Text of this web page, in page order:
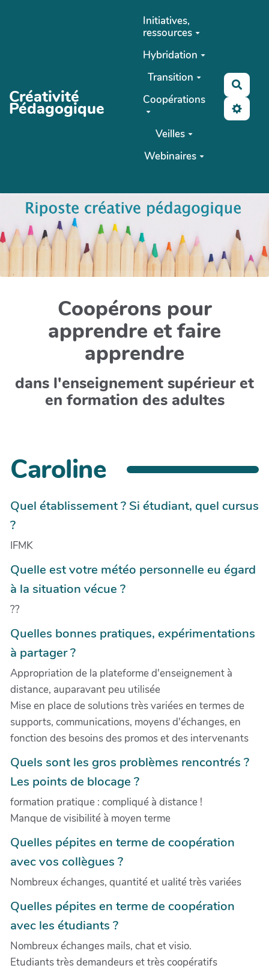
Créativité
Pédagogique
Initiatives,
ressources
Hybridation
Transition
Coopérations
Veilles
Webinaires
Coopérons pour
apprendre et faire
apprendre
dans l'enseignement supérieur et
en formation des adultes
Caroline
Quel établissement ? Si étudiant, quel cursus
?
IFMK
Quelle est votre météo personnelle eu égard
à la situation vécue ?
??
Quelles bonnes pratiques, expérimentations
à partager ?
Appropriation de la plateforme d'enseignement à
distance, auparavant peu utilisée
Mise en place de solutions très variées en termes de
supports, communications, moyens d'échanges, en
fonction des besoins des promos et des intervenants
Quels sont les gros problèmes rencontrés ?
Les points de blocage ?
formation pratique : compliqué à distance !
Manque de visibilité à moyen terme
Quelles pépites en terme de coopération
avec vos collègues ?
Nombreux échanges, quantité et ualité très variées
Quelles pépites en terme de coopération
avec les étudiants ?
Nombreux échanges mails, chat et visio.
Etudiants très demandeurs et très coopératifs